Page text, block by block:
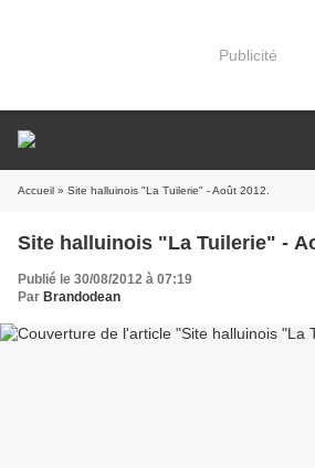
Publicité
Accueil » Site halluinois "La Tuilerie" - Août 2012.
Site halluinois "La Tuilerie" -
Publié le 30/08/2012 à 07:19
Par Brandodean